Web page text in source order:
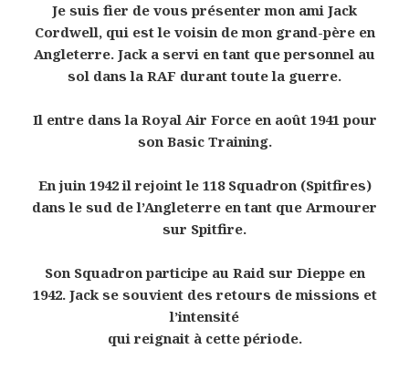
Je suis fier de vous présenter mon ami Jack
Cordwell, qui est le voisin de mon grand-père en
Angleterre. Jack a servi en tant que personnel au
sol dans la RAF durant toute la guerre.
Il entre dans la Royal Air Force en août 1941 pour
son Basic Training.
En juin 1942 il rejoint le 118 Squadron (Spitfires)
dans le sud de l’Angleterre en tant que Armourer
sur Spitfire.
Son Squadron participe au Raid sur Dieppe en
1942. Jack se souvient des retours de missions et
l’intensité
qui reignait à cette période.